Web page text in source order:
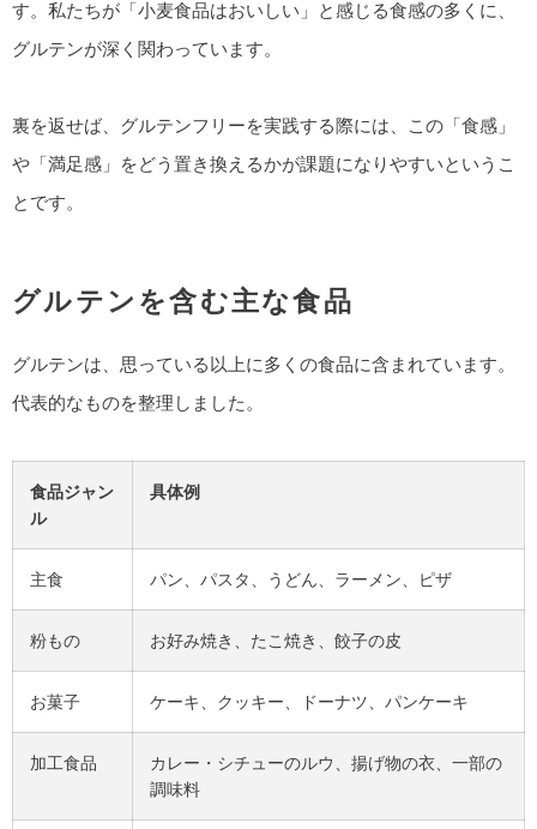
す。私たちが「小麦食品はおいしい」と感じる食感の多くに、
グルテンが深く関わっています。
裏を返せば、グルテンフリーを実践する際には、この「食感」
や「満足感」をどう置き換えるかが課題になりやすいというこ
とです。
グルテンを含む主な食品
グルテンは、思っている以上に多くの食品に含まれています。
代表的なものを整理しました。
食品ジャン
ル
具体例
主食 パン、パスタ、うどん、ラーメン、ピザ
粉もの お好み焼き、たこ焼き、餃子の皮
お菓子 ケーキ、クッキー、ドーナツ、パンケーキ
加工食品
カレー・シチューのルウ、揚げ物の衣、一部の
調味料